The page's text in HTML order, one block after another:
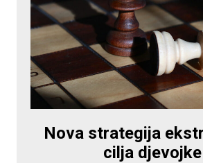
Nova strategija
cilja djevojke